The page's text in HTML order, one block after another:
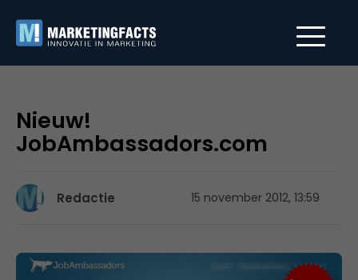
Nieuw!
JobAmbassadors.com
Redactie 15 november 2012, 13:59